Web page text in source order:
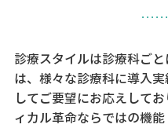
診療スタイルは診療科ご
は、様々な診療科に導入実
してご要望にお応えしてお
ィカル革命ならではの機能